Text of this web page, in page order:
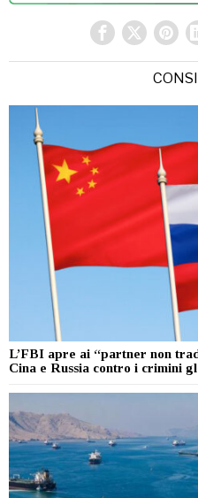
L’FBI apre ai “partner non
Cina e Russia contro i crimini